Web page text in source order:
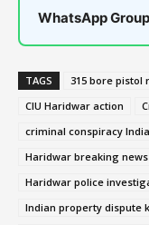
WhatsApp Group
TAGS 315 bore pistol
CIU Haridwar action
criminal conspiracy India
Haridwar breaking news
Haridwar police
Indian property dispute